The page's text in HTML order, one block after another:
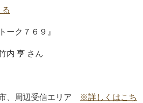
る
ーク７６９』
内 亨 さん
、周辺受信エリア
※詳しくはこち